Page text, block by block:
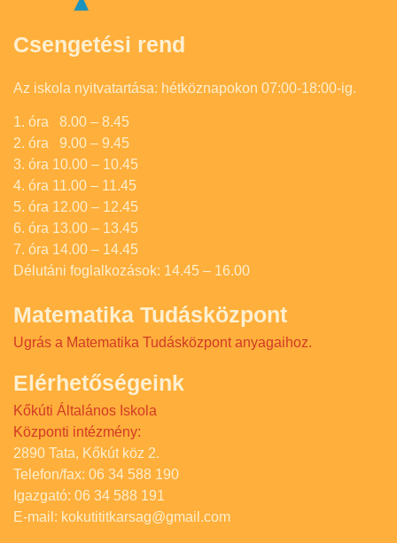
Csengetési rend
Az iskola nyitvatartása: hétköznapokon 07:00-18:00-ig.
1. óra 8.00 – 8.45
2. óra 9.00 – 9.45
3. óra 10.00 – 10.45
4. óra 11.00 – 11.45
5. óra 12.00 – 12.45
6. óra 13.00 – 13.45
7. óra 14.00 – 14.45
Délutáni foglalkozások: 14.45 – 16.00
Matematika Tudásközpont
Ugrás a Matematika Tudásközpont anyagaihoz.
Elérhetőségeink
Kőkúti Általános Iskola
Központi intézmény:
2890 Tata, Kőkút köz 2.
Telefon/fax: 06 34 588 190
Igazgató: 06 34 588 191
E-mail: kokutititkarsag@gmail.com